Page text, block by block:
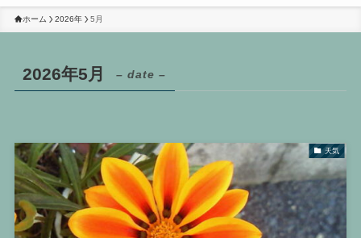
ホーム 2026年 5月
2026年5月 – date –
天気